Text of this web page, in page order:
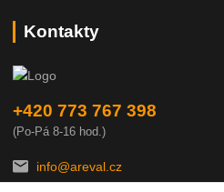
Kontakty
+420 773 767 398
(Po-Pá 8-16 hod.)
info@areval.cz